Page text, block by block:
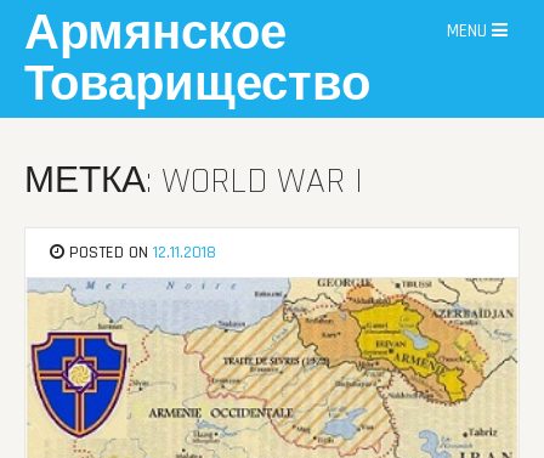
content
Армянское
Товарищество
MENU
МЕТКА: WORLD WAR I
POSTED ON12.11.2018